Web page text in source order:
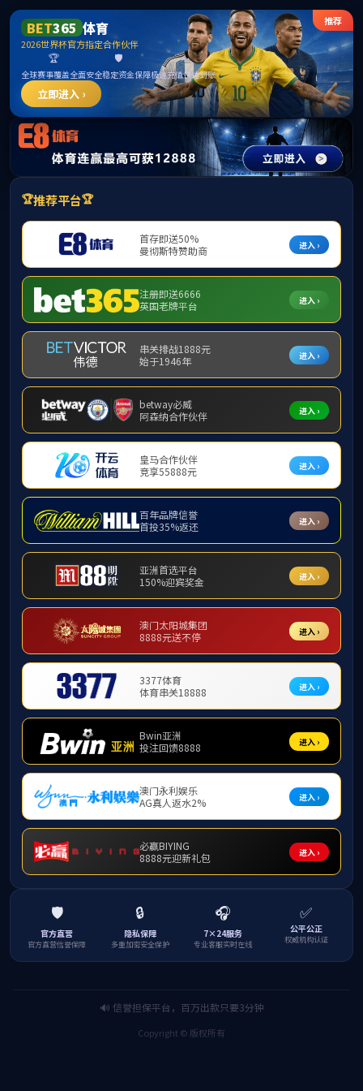
英国上市公司官网365(认证平台)Platinum China
学院概况 师资队伍 科学研究 国际交流
教学成果展示
导师团队
谭忆秋
王健
董泽蛟
单丽岩
安实
孟祥海
王东升
胡晓伟
王大为
张亚平
高庆飞
王晓宁
马宪永
申报书
成果报告
成果视频